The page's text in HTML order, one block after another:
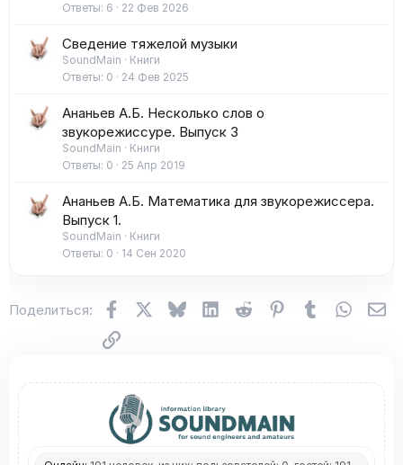
Ответы 6 22 Фев 2026
Сведение тяжелой музыки
SoundMain
Книги
Ответы 0 24 Фев 2025
Ананьев А.Б. Несколько слов о
звукорежиссуре. Выпуск 3
SoundMain
Книги
Ответы 0 25 Апр 2019
Ананьев А.Б. Математика для звукорежиссера.
Выпуск 1.
SoundMain
Книги
Ответы 0 14 Сен 2020
Поделиться: FacebookX (Twitter)
BlueskyLinkedInReddit Pinterest
Tumblr
Ссылка